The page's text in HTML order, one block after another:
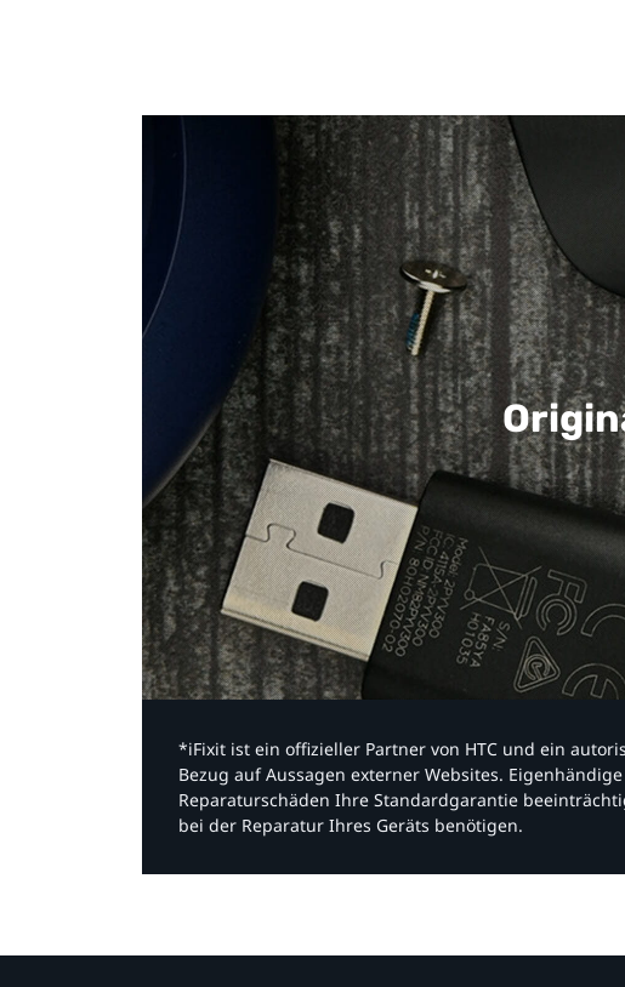
*iFixit ist ein offizieller Partner von HTC und ein
Bezug auf Aussagen externer Websites.
Reparaturschäden Ihre Standardgarantie
bei der Reparatur Ihres Geräts benötigen.​